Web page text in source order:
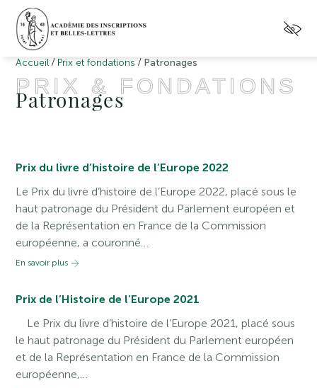
Accueil / Prix et fondations / Patronages
PRIX & FONDATIONS
Patronages
Prix du livre d’histoire de l’Europe 2022
Le Prix du livre d’histoire de l’Europe 2022, placé sous le
haut patronage du Président du Parlement européen et
de la Représentation en France de la Commission
européenne, a couronné…
En savoir plus
Prix de l’Histoire de l’Europe 2021
Le Prix du livre d’histoire de l’Europe 2021, placé sous
le haut patronage du Président du Parlement européen
et de la Représentation en France de la Commission
européenne,…